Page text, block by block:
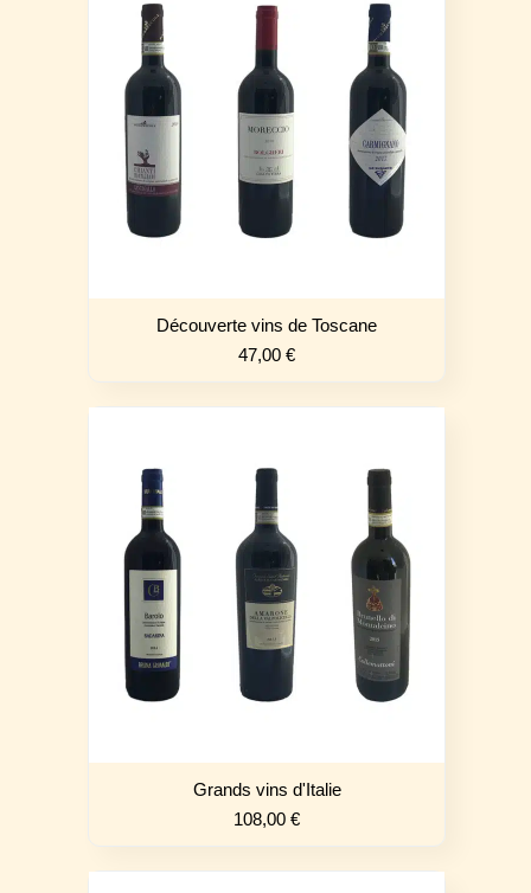
Découverte vins de Toscane
47,00 €
Grands vins d'Italie
108,00 €